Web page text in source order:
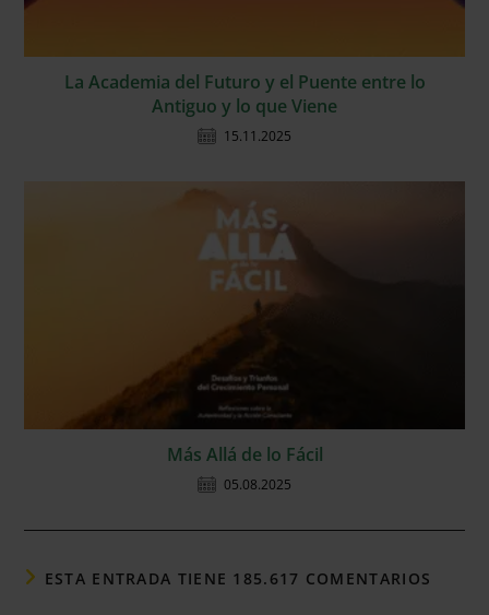
La Academia del Futuro y el Puente entre lo
Antiguo y lo que Viene
15.11.2025
Más Allá de lo Fácil
05.08.2025
ESTA ENTRADA TIENE 185.617 COMENTARIOS